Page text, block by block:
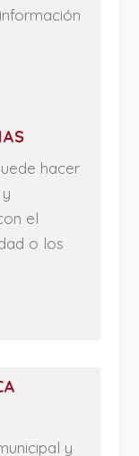
hacer
el
o los
y